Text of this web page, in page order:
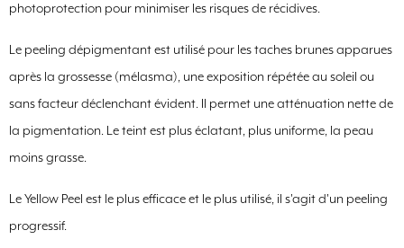
photoprotection pour minimiser les risques de récidives.
Le peeling dépigmentant est utilisé pour les taches brunes apparues
après la grossesse (mélasma), une exposition répétée au soleil ou
sans facteur déclenchant évident. Il permet une atténuation nette de
la pigmentation. Le teint est plus éclatant, plus uniforme, la peau
moins grasse.
Le Yellow Peel est le plus efficace et le plus utilisé, il s'agit d'un peeling
progressif.